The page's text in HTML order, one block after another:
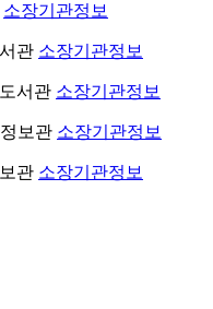
소장기관정보
관 소장기관정보
서관 소장기관정보
보관 소장기관정보
관 소장기관정보